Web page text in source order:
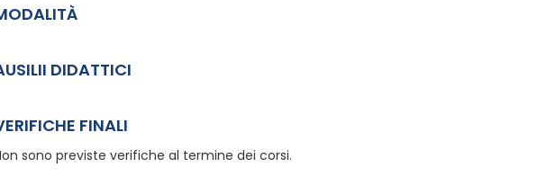
DIDATTICI
FINALI
sono previste verifiche al termine dei corsi.